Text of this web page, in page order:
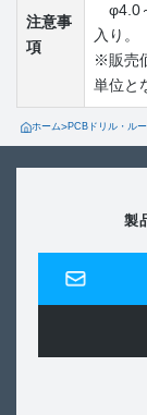
注意事
項
φ4.0
入り。
※販売
単位と
ホーム>PCBドリル・ル
製